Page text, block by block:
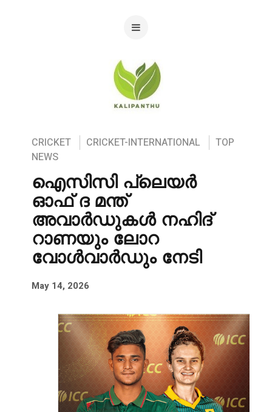
CRICKET CRICKET-INTERNATIONAL
TOP
NEWS
ഐസിസി പ്ലെയർ
ഓഫ് ദ മന്ത്
അവാർഡുകൾ നഹിദ്
റാണയും ലോറ
വോൾവാർഡും നേടി
May 14, 2026